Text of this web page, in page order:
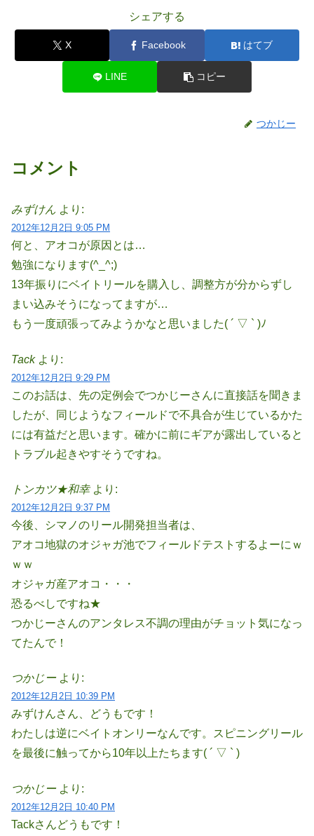
シェアする
X Facebook はてブ
LINE コピー
つかじー
コメント
みずけん より:
2012年12月2日 9:05 PM
何と、アオコが原因とは…
勉強になります(^_^;)
13年振りにベイトリールを購入し、調整方が分からずし
まい込みそうになってますが…
もう一度頑張ってみようかなと思いました( ´ ▽ ` )ﾉ
Tack より:
2012年12月2日 9:29 PM
このお話は、先の定例会でつかじーさんに直接話を聞きま
したが、同じようなフィールドで不具合が生じているかた
には有益だと思います。確かに前にギアが露出していると
トラブル起きやすそうですね。
トンカツ★和幸 より:
2012年12月2日 9:37 PM
今後、シマノのリール開発担当者は、
アオコ地獄のオジャガ池でフィールドテストするよーにｗ
ｗｗ
オジャガ産アオコ・・・
恐るべしですね★
つかじーさんのアンタレス不調の理由がチョット気になっ
てたんで！
つかじー より:
2012年12月2日 10:39 PM
みずけんさん、どうもです！
わたしは逆にベイトオンリーなんです。スピニングリール
を最後に触ってから10年以上たちます( ´ ▽ ` )
つかじー より:
2012年12月2日 10:40 PM
Tackさんどうもです！